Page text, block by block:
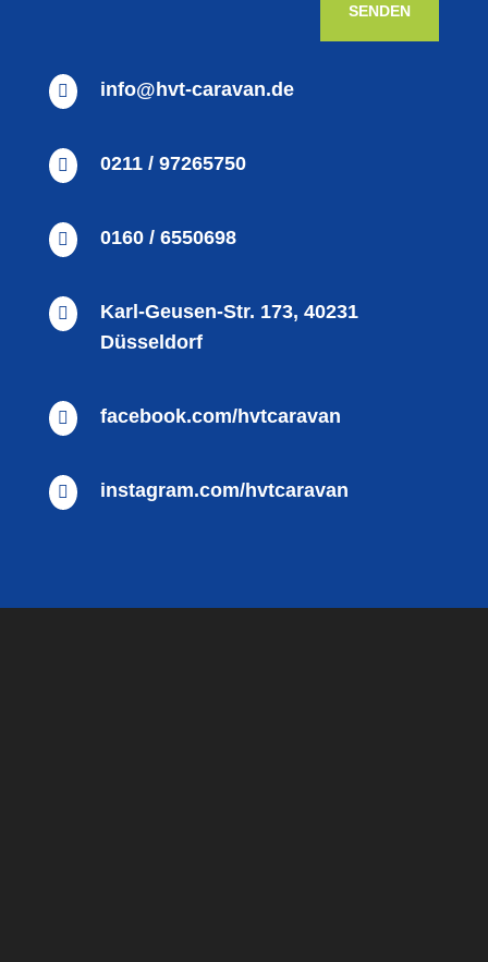
SENDEN
 info@hvt-caravan.de
 0211 / 97265750
 0160 / 6550698

Karl-Geusen-Str. 173, 40231
Düsseldorf
 facebook.com/hvtcaravan
 instagram.com/hvtcaravan